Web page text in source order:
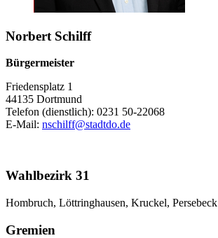
Norbert Schilff
Bürgermeister
Friedensplatz 1
44135 Dortmund
Telefon (dienstlich): 0231 50-22068
E-Mail: nschilff@stadtdo.de
Wahlbezirk 31
Hombruch, Löttringhausen, Kruckel, Persebeck
Gremien